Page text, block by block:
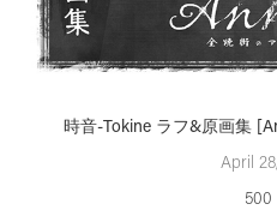
時音-Tokine ラフ&原画集
April
500